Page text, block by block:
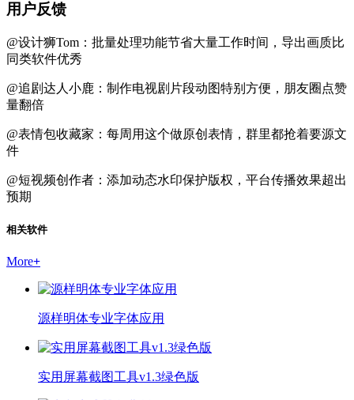
用户反馈
@设计狮Tom：批量处理功能节省大量工作时间，导出画质比
同类软件优秀
@追剧达人小鹿：制作电视剧片段动图特别方便，朋友圈点赞
量翻倍
@表情包收藏家：每周用这个做原创表情，群里都抢着要源文
件
@短视频创作者：添加动态水印保护版权，平台传播效果超出
预期
相关软件
More+
源样明体专业字体应用
实用屏幕截图工具v1.3绿色版